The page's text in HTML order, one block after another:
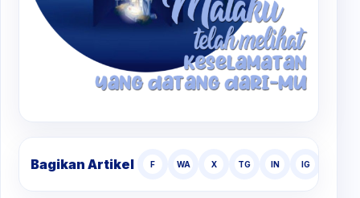
Bagikan Artikel F WA X TG IN IG